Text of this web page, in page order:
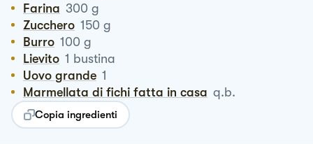
Farina 300 g
Zucchero 150 g
Burro 100 g
Lievito 1 bustina
Uovo grande 1
Marmellata di fichi fatta in casa q.b.
Copia ingredienti